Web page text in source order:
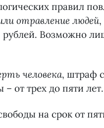
правил
отравление людей
рублей. Возможно
человека, штраф
от трех до пяти лет.
на срок от